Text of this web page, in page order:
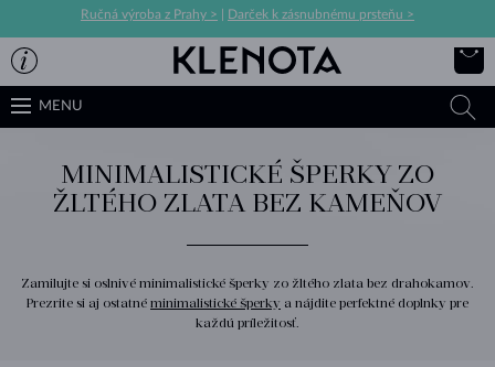
Ručná výroba z Prahy > Darček k zásnubnému prsteňu >
MENU
MINIMALISTICKÉ ŠPERKY ZO
ŽLTÉHO ZLATA BEZ KAMEŇOV
Zamilujte si oslnivé minimalistické šperky zo žltého zlata bez drahokamov.
Prezrite si aj ostatné minimalistické šperky a nájdite perfektné doplnky pre
každú príležitosť.